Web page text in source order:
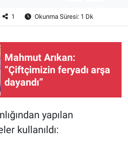
1 Okunma Süresi: 1 Dk
Mahmut Arıkan:
“Çiftçimizin feryadı arşa
dayandı”
yapılan
kullanıldı: